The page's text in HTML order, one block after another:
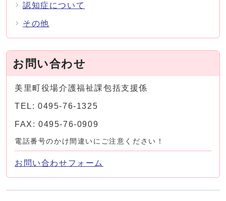
認知症について
その他
お問い合わせ
美里町役場介護福祉課包括支援係
TEL: 0495-76-1325
FAX: 0495-76-0909
電話番号のかけ間違いにご注意ください！
お問い合わせフォーム